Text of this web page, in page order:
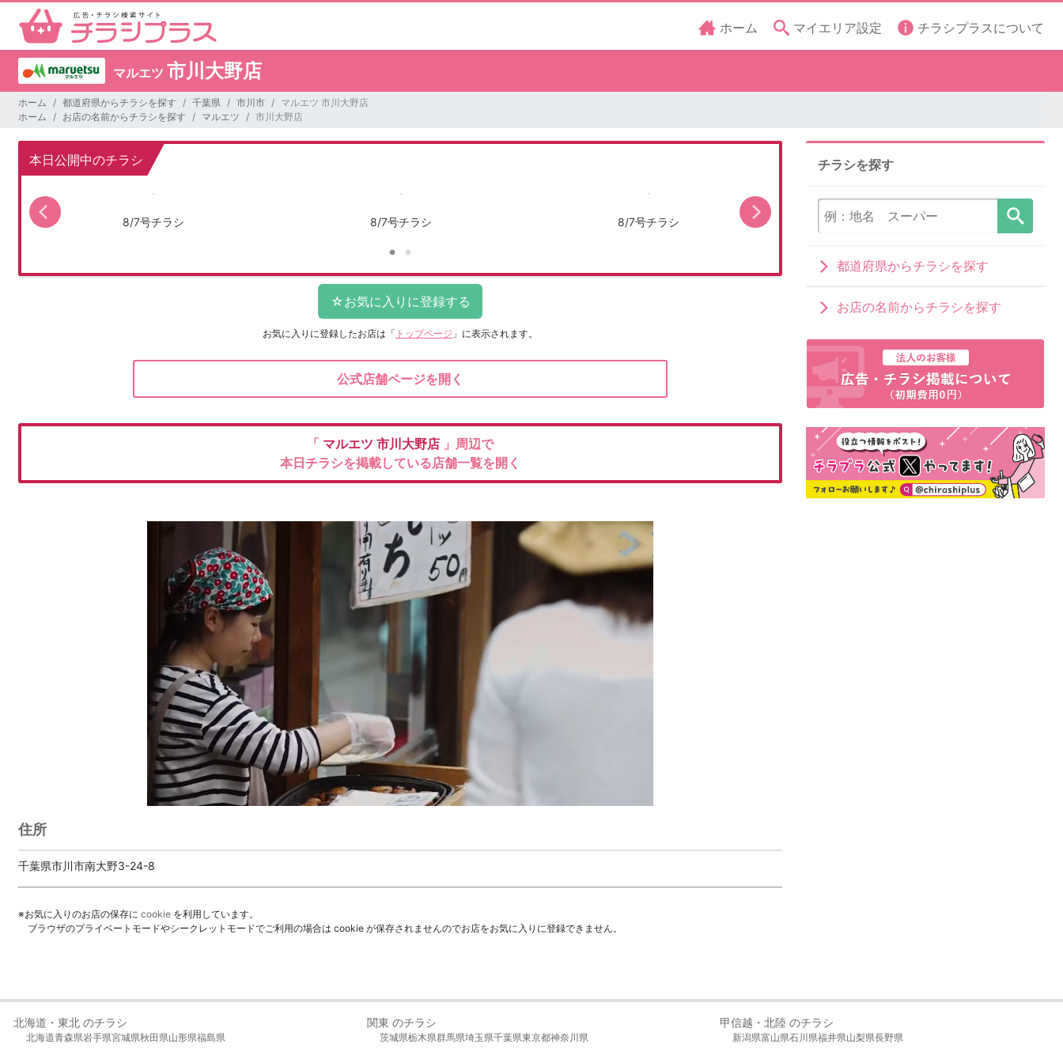
ホーム マイエリア設定 チラシプラスについて
マルエツ 市川大野店
ホーム 都道府県からチラシを探す 千葉県 市川市
マルエツ 市川大野店
ホーム
お店の名前からチラシを探す マルエツ 市川大野店
本日公開中のチラシ
8/7号チラシ 8/7号チラシ 8/7号チラシ スペシャル厳選特価
お気に入りに登録したお店は 「 トップページ 」に表示されます。
公式店舗ページを開く
「 マルエツ 市川大野店 」周辺で
本日チラシを掲載している店舗一覧を開く
住所
千葉県市川市南大野3-24-8
※お気に入りのお店の保存に cookie を利用しています。
ブラウザのプライベートモードやシークレットモードでご利用の場合は cookie が保存されませんのでお店をお気に入りに登録できません。
チラシを探す
都道府県からチラシを探す
お店の名前からチラシを探す
北海道・東北 のチラシ
北海道青森県岩手県宮城県秋田県山形県福島県
関東 のチラシ
茨城県栃木県群馬県埼玉県千葉県東京都神奈川県
甲信越・北陸 のチラシ
新潟県富山県石川県福井県山梨県長野県